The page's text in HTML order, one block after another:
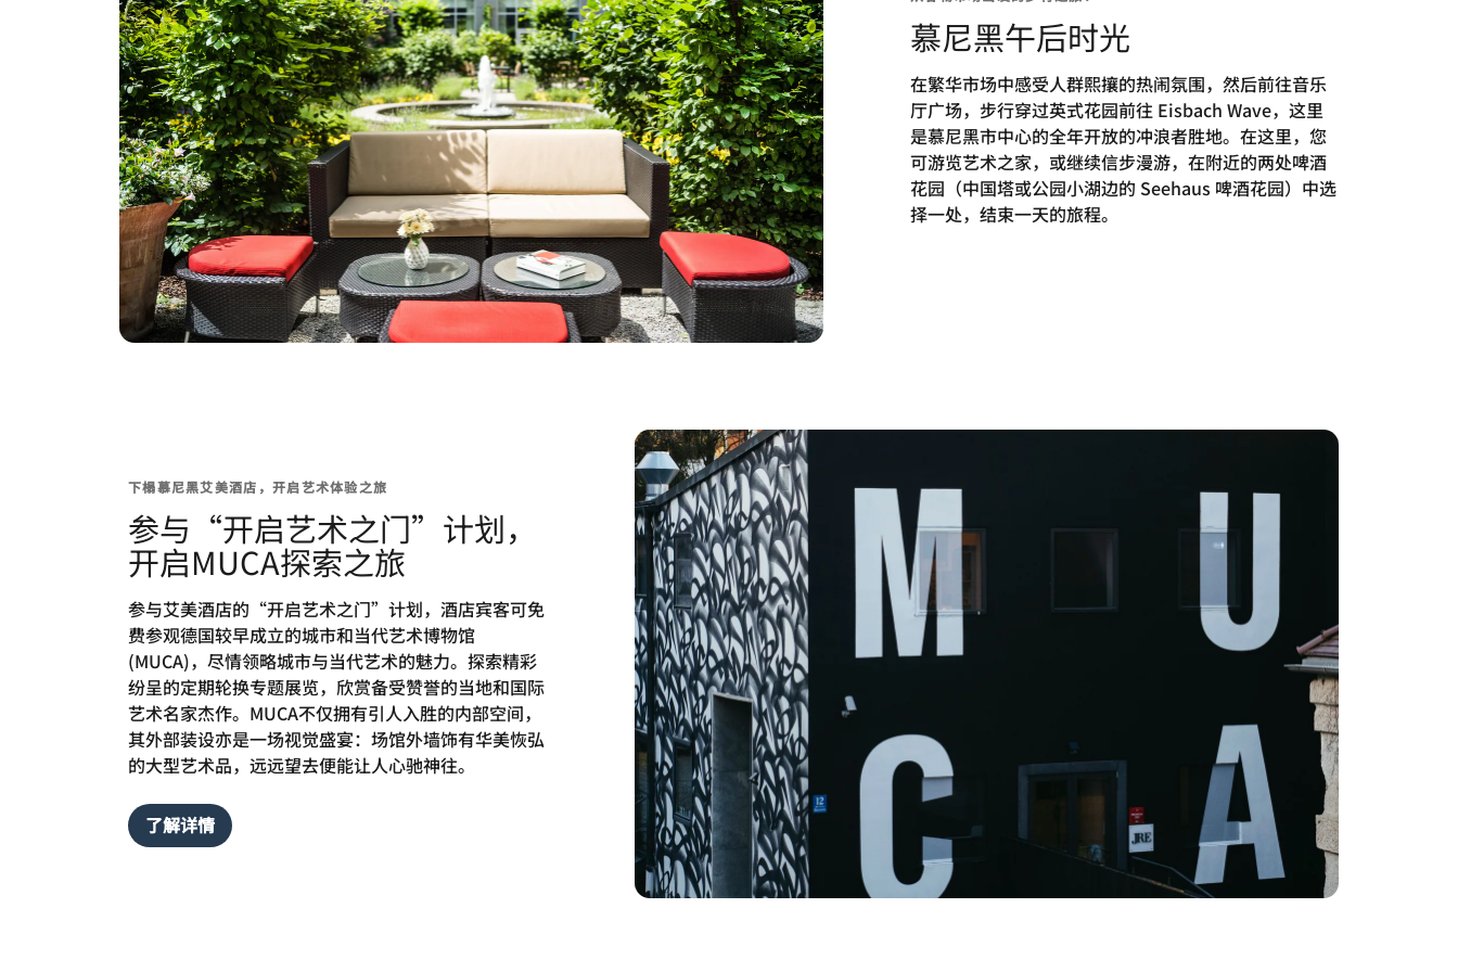
慕尼黑午后时光
在繁华市场中感受人群熙攘的热闹氛围，然后前往音乐
厅广场，步行穿过英式花园前往 Eisbach Wave，这里
是慕尼黑市中心的全年开放的冲浪者胜地。在这里，您
可游览艺术之家，或继续信步漫游，在附近的两处啤酒
花园（中国塔或公园小湖边的 Seehaus 啤酒花园）中选
择一处，结束一天的旅程。
下榻慕尼黑艾美酒店，开启艺术体验之旅
参与“开启艺术之门”计划，
开启MUCA探索之旅
参与艾美酒店的“开启艺术之门”计划，酒店宾客可免
费参观德国较早成立的城市和当代艺术博物馆
(MUCA)，尽情领略城市与当代艺术的魅力。探索精彩
纷呈的定期轮换专题展览，欣赏备受赞誉的当地和国际
艺术名家杰作。MUCA不仅拥有引人入胜的内部空间，
其外部装设亦是一场视觉盛宴：场馆外墙饰有华美恢弘
的大型艺术品，远远望去便能让人心驰神往。
了解详情